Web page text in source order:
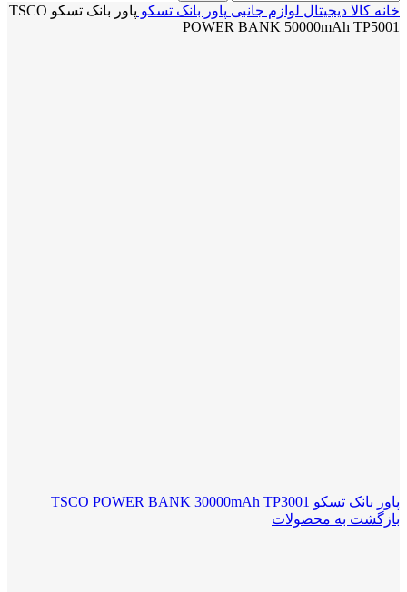
خانه کالا دیجیتال لوازم جانبی پاور بانک تسکو
پاور بانک تسکو TSCO
POWER BANK 50000mAh TP5001
پاور بانک تسکو TSCO POWER BANK 30000mAh TP3001
بازگشت به محصولات